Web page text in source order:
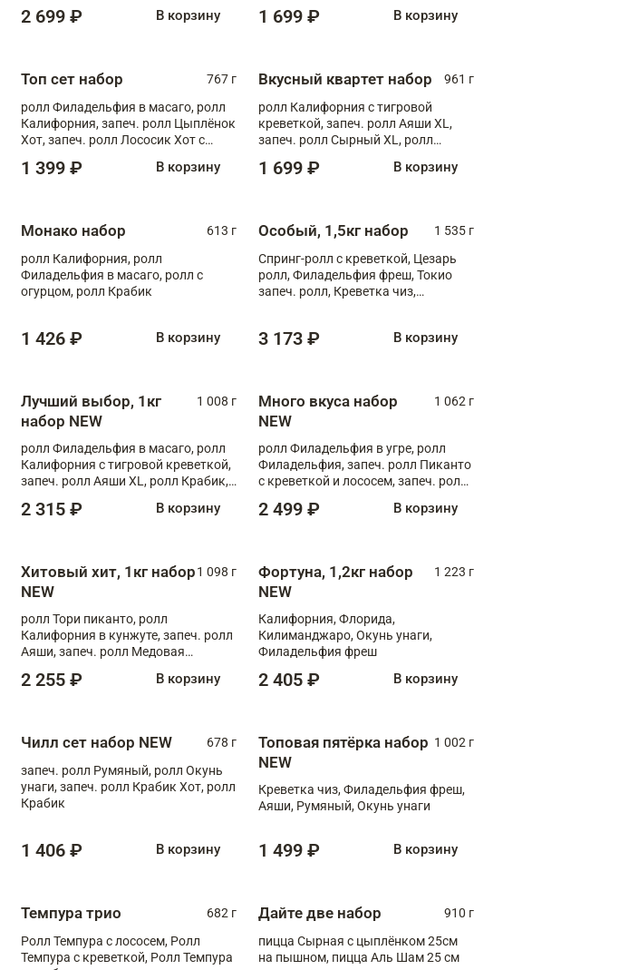
2 699 ₽ В корзину 1 699 ₽ В корзину
Топ сет набор
767 г
ролл Филадельфия в масаго, ролл
Калифорния, запеч. ролл Цыплёнок
Хот, запеч. ролл Лососик Хот с
1 399 ₽ В корзину
Вкусный квартет набор
961 г
ролл Калифорния с тигровой
креветкой, запеч. ролл Аяши XL,
запеч. ролл Сырный XL, ролл
1 699 ₽ В корзину
Монако набор
613 г
ролл Калифорния, ролл
Филадельфия в масаго, ролл с
огурцом, ролл Крабик
1 426 ₽ В корзину
Особый, 1,5кг набор
1 535 г
Спринг-ролл с креветкой, Цезарь
ролл, Филадельфия фреш, Токио
запеч. ролл, Креветка чиз,
3 173 ₽ В корзину
Лучший выбор, 1кг
набор NEW
1 008 г
ролл Филадельфия в масаго, ролл
Калифорния с тигровой креветкой,
запеч. ролл Аяши XL, ролл Крабик,
2 315 ₽ В корзину
Много вкуса набор
NEW
1 062 г
ролл Филадельфия в угре, ролл
Филадельфия, запеч. ролл Пиканто
с креветкой и лососем, запеч. ролл
2 499 ₽ В корзину
Хитовый хит, 1кг набор
NEW
1 098 г
ролл Тори пиканто, ролл
Калифорния в кунжуте, запеч. ролл
Аяши, запеч. ролл Медовая
чукой
2 255 ₽ В корзину
Фортуна, 1,2кг набор
NEW
1 223 г
Калифорния, Флорида,
Килиманджаро, Окунь унаги,
Филадельфия фреш
2 405 ₽ В корзину
Чилл сет набор NEW
678 г
запеч. ролл Румяный, ролл Окунь
унаги, запеч. ролл Крабик Хот, ролл
Крабик
1 406 ₽ В корзину
Топовая пятёрка набор
NEW
1 002 г
Креветка чиз, Филадельфия фреш,
Аяши, Румяный, Окунь унаги
1 499 ₽ В корзину
Темпура трио
682 г
Ролл Темпура с лососем, Ролл
Темпура с креветкой, Ролл Темпура
Дайте две набор
910 г
пицца Сырная с цыплёнком 25см
на пышном, пицца Аль Шам 25 см